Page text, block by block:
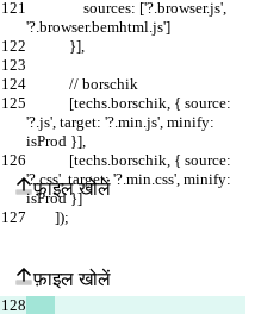
'?.browser.bemhtml.js']
            }],
            // borschik
'?.js', target: '?.min.js', minify:
isProd }],
'?.css', target: '?.min.css', minify:
isProd }]
        ]);
फ़ाइल खोलें
फ़ाइल खोलें